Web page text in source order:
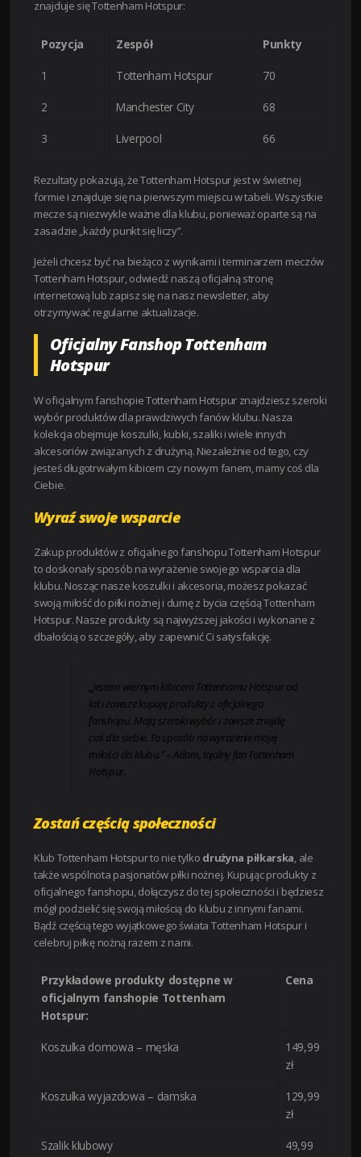
znajduje się Tottenham Hotspur:
Pozycja Zespół Punkty
1 Tottenham Hotspur 70
2 Manchester City 68
3 Liverpool 66
Rezultaty pokazują, że Tottenham Hotspur jest w świetnej
formie i znajduje się na pierwszym miejscu w tabeli. Wszystkie
mecze są niezwykle ważne dla klubu, ponieważ oparte są na
zasadzie „każdy punkt się liczy”.
Jeżeli chcesz być na bieżąco z wynikami i terminarzem meczów
Tottenham Hotspur, odwiedź naszą oficjalną stronę
internetową lub zapisz się na nasz newsletter, aby
otrzymywać regularne aktualizacje.
Oficjalny Fanshop Tottenham
Hotspur
W oficjalnym fanshopie Tottenham Hotspur znajdziesz szeroki
wybór produktów dla prawdziwych fanów klubu. Nasza
kolekcja obejmuje koszulki, kubki, szaliki i wiele innych
akcesoriów związanych z drużyną. Niezależnie od tego, czy
jesteś długotrwałym kibicem czy nowym fanem, mamy coś dla
Ciebie.
Wyraź swoje wsparcie
Zakup produktów z oficjalnego fanshopu Tottenham Hotspur
to doskonały sposób na wyrażenie swojego wsparcia dla
klubu. Nosząc nasze koszulki i akcesoria, możesz pokazać
swoją miłość do piłki nożnej i dumę z bycia częścią Tottenham
Hotspur. Nasze produkty są najwyższej jakości i wykonane z
dbałością o szczegóły, aby zapewnić Ci satysfakcję.
„Jestem wiernym kibicem Tottenhamu Hotspur od
lat i zawsze kupuję produkty z oficjalnego
fanshopu. Mają szeroki wybór i zawsze znajdę
coś dla siebie. To sposób na wyrażenie mojej
miłości do klubu.” – Adam, lojalny fan Tottenham
Hotspur.
Zostań częścią społeczności
Klub Tottenham Hotspur to nie tylko drużyna piłkarska , ale
także wspólnota pasjonatów piłki nożnej. Kupując produkty z
oficjalnego fanshopu, dołączysz do tej społeczności i będziesz
mógł podzielić się swoją miłością do klubu z innymi fanami.
Bądź częścią tego wyjątkowego świata Tottenham Hotspur i
celebruj piłkę nożną razem z nami.
Przykładowe produkty dostępne w
oficjalnym fanshopie Tottenham
Hotspur:
Cena
Koszulka domowa – męska
149,99
zł
Koszulka wyjazdowa – damska
129,99
zł
Szalik klubowy
49,99